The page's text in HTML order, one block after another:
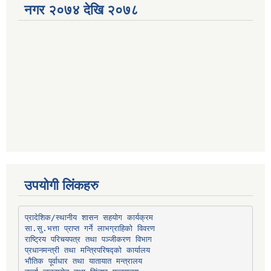
नगर २०७४ देखि २०७८
उपयोगी लिंकहरु
प्रादेशिक/स्थानीय शासन सहयोग कार्यक्रम
सा.सु.भत्ता प्राप्त गर्ने लाभग्राहिको विवरण
राष्ट्रिय परिचयपत्र तथा पञ्‍जीकरण विभाग
प्रधानमन्त्री तथा मन्त्रिपरिषद्को कार्यालय
भौतिक पूर्वाधार तथा यातायात मन्त्रालय